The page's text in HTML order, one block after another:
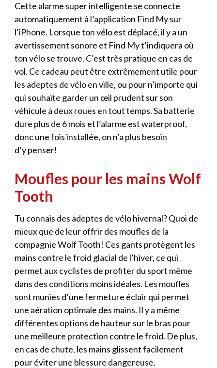
Cette alarme super intelligente se connecte
automatiquement à l’application Find My sur
l’iPhone. Lorsque ton vélo est déplacé, il y a un
avertissement sonore et Find My t’indiquera où
ton vélo se trouve. C’est très pratique en cas de
vol. Ce cadeau peut être extrêmement utile pour
les adeptes de vélo en ville, ou pour n’importe qui
qui souhaite garder un œil prudent sur son
véhicule à deux roues en tout temps. Sa batterie
dure plus de 6 mois et l’alarme est waterproof,
donc une fois installée, on n’a plus besoin
d’y penser!
Moufles pour les mains Wolf
Tooth
Tu connais des adeptes de vélo hivernal? Quoi de
mieux que de leur offrir des moufles de la
compagnie Wolf Tooth! Ces gants protègent les
mains contre le froid glacial de l’hiver, ce qui
permet aux cyclistes de profiter du sport même
dans des conditions moins idéales. Les moufles
sont munies d’une fermeture éclair qui permet
une aération optimale des mains. Il y a même
différentes options de hauteur sur le bras pour
une meilleure protection contre le froid. De plus,
en cas de chute, les mains glissent facilement
pour éviter une blessure dangereuse.